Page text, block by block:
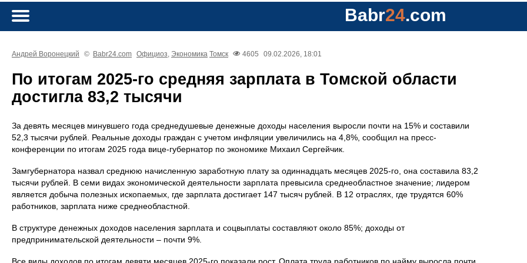
Babr24.com
Андрей Воронецкий © Babr24.com Официоз, Экономика Томск 4605 09.02.2026, 18:01
По итогам 2025-го средняя зарплата в Томской области
достигла 83,2 тысячи
За девять месяцев минувшего года среднедушевые денежные доходы населения выросли почти на 15% и составили
52,3 тысячи рублей. Реальные доходы граждан с учетом инфляции увеличились на 4,8%, сообщил на пресс-
конференции по итогам 2025 года вице-губернатор по экономике Михаил Сергейчик.
Замгубернатора назвал среднюю начисленную заработную плату за одиннадцать месяцев 2025-го, она составила 83,2
тысячи рублей. В семи видах экономической деятельности зарплата превысила среднеобластное значение; лидером
является добыча полезных ископаемых, где зарплата достигает 147 тысяч рублей. В 12 отраслях, где трудятся 60%
работников, зарплата ниже среднеобластной.
В структуре денежных доходов населения зарплата и соцвыплаты составляют около 85%; доходы от
предпринимательской деятельности – почти 9%.